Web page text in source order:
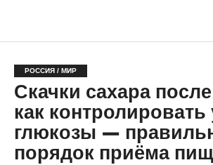
РОССИЯ / МИР
Скачки сахара
как
глюкозы —
порядок приёма